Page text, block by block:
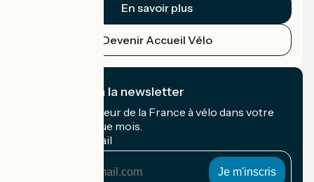
En savoir plus
Devenir Accueil Vélo
Je m'abonne à la newsletter
Recevez le meilleur de la France à vélo dans votre
boîte mail chaque mois.
Mon adresse mail